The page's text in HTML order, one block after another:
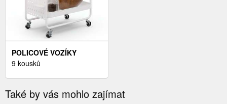
POLICOVÉ VOZÍKY
9 kousků
Také by vás mohlo zajímat